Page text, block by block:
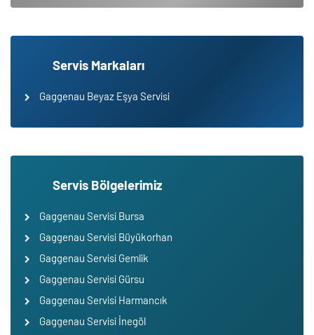
Servis Markaları
Gaggenau Beyaz Eşya Servisi
Servis Bölgelerimiz
Gaggenau Servisi Bursa
Gaggenau Servisi Büyükorhan
Gaggenau Servisi Gemlik
Gaggenau Servisi Gürsu
Gaggenau Servisi Harmancık
Gaggenau Servisi İnegöl